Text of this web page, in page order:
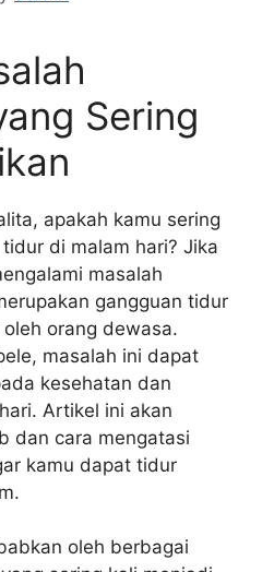
Sering
apakah kamu sering
di malam hari? Jika
masalah
gangguan tidur
orang dewasa.
masalah ini dapat
kesehatan dan
Artikel ini akan
dan cara mengatasi
kamu dapat tidur
oleh berbagai